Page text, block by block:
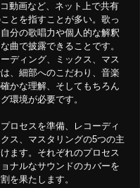
動画など、ネット上で共有
とを指すことが多い。歌っ
分の歌唱力や個人的な解釈
曲で披露できることです。
ディング、ミックス、マス
、細部へのこだわり、音楽
かな理解、そしてもちろん
環境が必要です。
ロセスを準備、レコーディ
ス、マスタリングの5つの主
ます。それぞれのプロセス
ナルなサウンドのカバーを
を果たします。